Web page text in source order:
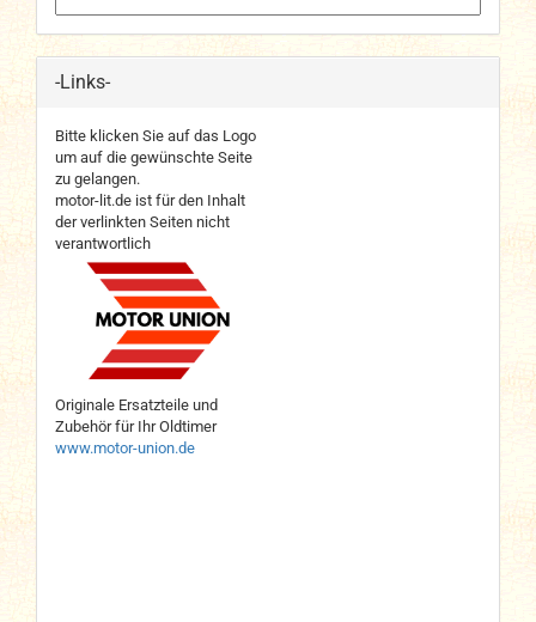
-Links-
Bitte klicken Sie auf das Logo
um auf die gewünschte Seite
zu gelangen.
motor-lit.de ist für den Inhalt
der verlinkten Seiten nicht
verantwortlich
Originale Ersatzteile und
Zubehör für Ihr Oldtimer
www.motor-union.de